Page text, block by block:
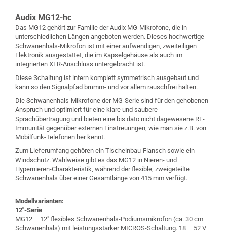
Audix MG12-hc
Das MG12 gehört zur Familie der Audix MG-Mikrofone, die in
unterschiedlichen Längen angeboten werden. Dieses hochwertige
Schwanenhals-Mikrofon ist mit einer aufwendigen, zweiteiligen
Elektronik ausgestattet, die im Kapselgehäuse als auch im
integrierten XLR-Anschluss untergebracht ist.
Diese Schaltung ist intern komplett symmetrisch ausgebaut und
kann so den Signalpfad brumm- und vor allem rauschfrei halten.
Die Schwanenhals-Mikrofone der MG-Serie sind für den gehobenen
Anspruch und optimiert für eine klare und saubere
Sprachübertragung und bieten eine bis dato nicht dagewesene RF-
Immunität gegenüber externen Einstreuungen, wie man sie z.B. von
Mobilfunk-Telefonen her kennt.
Zum Lieferumfang gehören ein Tischeinbau-Flansch sowie ein
Windschutz. Wahlweise gibt es das MG12 in Nieren- und
Hypernieren-Charakteristik, während der flexible, zweigeteilte
Schwanenhals über einer Gesamtlänge von 415 mm verfügt.
Modellvarianten:
12″-Serie
MG12 – 12″ flexibles Schwanenhals-Podiumsmikrofon (ca. 30 cm
Schwanenhals) mit leistungsstarker MICROS-Schaltung. 18 – 52 V